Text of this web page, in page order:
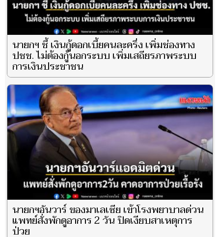
นายกฯ ชี้ เงินกู้ดอกเบี้ยคนละครึ่ง เพิ่มช่องทาง
ปชช. ไม่ต้องกู้นอกระบบ เพิ่มเสถียรภาพระบบ
การเงินประชาชน
นายกฯอันวาร์ ของมาเลเซีย เข้าโรงพยาบาลด่วน
แพทย์สั่งพักดูอาการ 2 วัน ปิดเงียบสาเหตุการ
ป่วย